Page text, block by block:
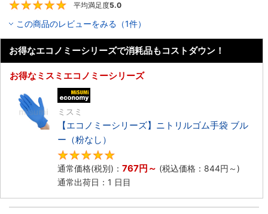
平均満足度5.0
この商品のレビューをみる（1件）
お得なエコノミーシリーズで消耗品もコストダウン！
お得なミスミエコノミーシリーズ
ミスミ
【エコノミーシリーズ】ニトリルゴム手袋 ブル
ー（粉なし）
通常価格(税別)： 767円 ～ (税込価格： 844円 ～)
通常出荷日：1 日目